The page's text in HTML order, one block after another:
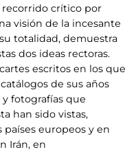
recorrido crítico por
visión de la incesante
totalidad, demuestra
dos ideas rectoras.
escritos en los que
de sus años
fotografías que
han sido vistas,
países europeos y en
Irán, en